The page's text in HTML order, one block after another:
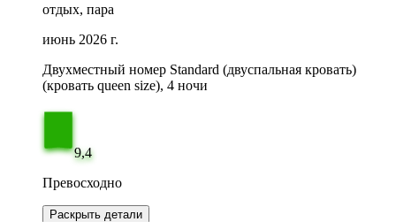
отдых, пара
июнь 2026 г.
Двухместный номер Standard (двуспальная кровать)
(кровать queen size), 4 ночи
9,4
Превосходно
Раскрыть детали